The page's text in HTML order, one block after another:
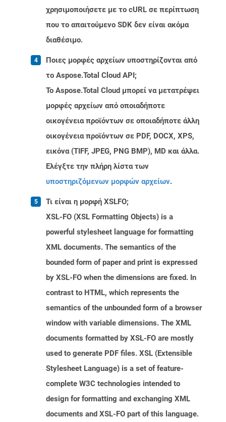
χρησιμοποιήσετε με το cURL σε περίπτωση
που το απαιτούμενο SDK δεν είναι ακόμα
διαθέσιμο.
Ποιες μορφές αρχείων υποστηρίζονται από
το Aspose.Total Cloud API;
Το Aspose.Total Cloud μπορεί να μετατρέψει
μορφές αρχείων από οποιαδήποτε
οικογένεια προϊόντων σε οποιαδήποτε άλλη
οικογένεια προϊόντων σε PDF, DOCX, XPS,
εικόνα (TIFF, JPEG, PNG BMP), MD και άλλα.
Ελέγξτε την πλήρη λίστα των
υποστηριζόμενων μορφών αρχείων.
Τι είναι η μορφή XSLFO;
XSL-FO (XSL Formatting Objects) is a
powerful stylesheet language for formatting
XML documents. The semantics of the
bounded form of paper and print is expressed
by XSL-FO when the dimensions are fixed. In
contrast to HTML, which represents the
semantics of the unbounded form of a browser
window with variable dimensions. The XML
documents formatted by XSL-FO are mostly
used to generate PDF files. XSL (Extensible
Stylesheet Language) is a set of feature-
complete W3C technologies intended to
design for formatting and exchanging XML
documents and XSL-FO part of this language.